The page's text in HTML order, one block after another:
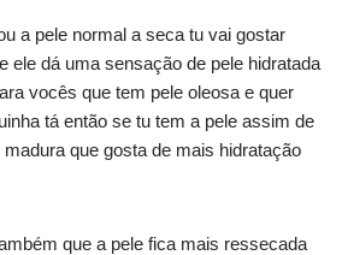
a pele normal a seca tu vai gostar
ele dá uma sensação de pele hidratada
vocês que tem pele oleosa e quer
tá então se tu tem a pele assim de
que gosta de mais hidratação
que a pele fica mais ressecada